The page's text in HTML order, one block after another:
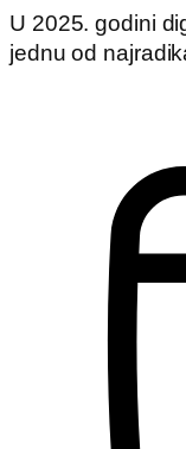
U 2025. godini
jednu od